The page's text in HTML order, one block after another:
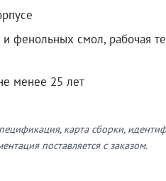
и фенольных смол, рабочая
менее 25 лет
карта сборки,
поставляется с заказом.